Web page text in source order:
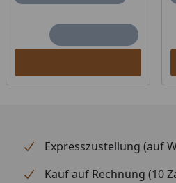
Expresszustellung (auf
Kauf auf Rechnung (10